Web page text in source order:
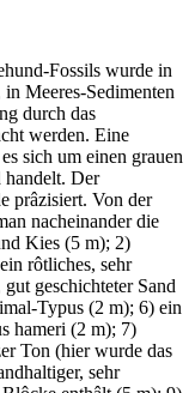
Fossils wurde in
Meeres-Sedimenten
durch das
werden. Eine
sich um einen grauen
handelt. Der
prâzisiert. Von der
nacheinander die
Kies (5 m); 2)
rôtliches, sehr
geschichteter Sand
Typus (2 m); 6) ein
hameri (2 m); 7)
Ton (hier wurde das
sehr